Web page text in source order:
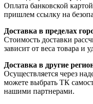
Оплата банковской
пришлем ссылку на
Доставка в пределах
Стоимость доставки
зависит от веса товара и
Доставка в другие
Осуществляется через
можете выбрать ТК
нашими партнерами.